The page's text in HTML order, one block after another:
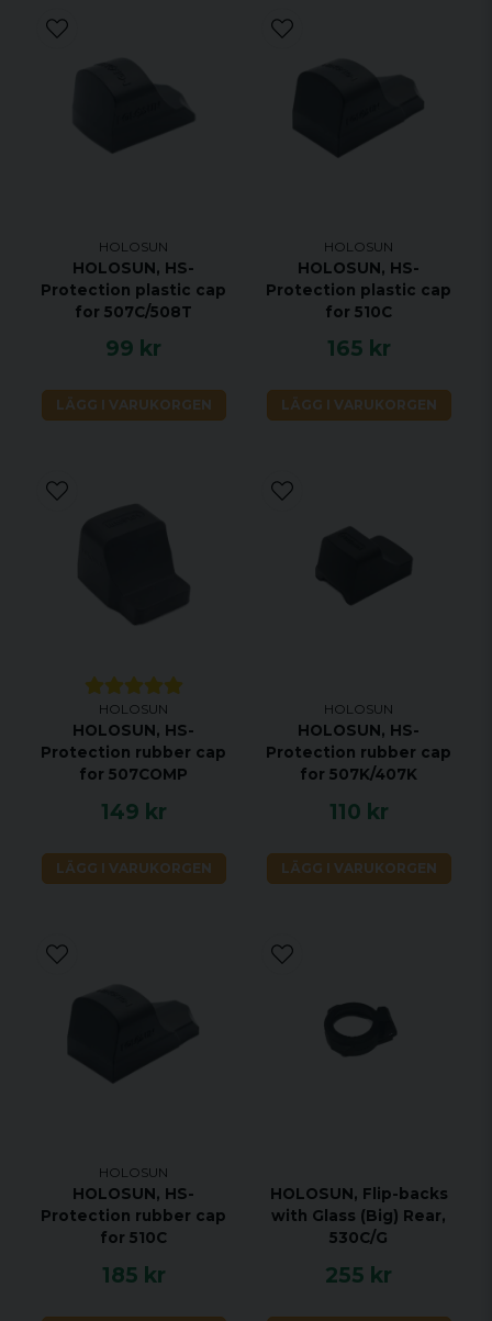
HOLOSUN
HOLOSUN, HS-
Protection plastic cap
for 507C/508T
99 kr
LÄGG I VARUKORGEN
HOLOSUN
HOLOSUN, HS-
Protection plastic cap
for 510C
165 kr
LÄGG I VARUKORGEN
HOLOSUN
HOLOSUN, HS-
Protection rubber cap
for 507COMP
149 kr
LÄGG I VARUKORGEN
HOLOSUN
HOLOSUN, HS-
Protection rubber cap
for 507K/407K
110 kr
LÄGG I VARUKORGEN
HOLOSUN
HOLOSUN, HS-
Protection rubber cap
for 510C
185 kr
HOLOSUN, Flip-backs
with Glass (Big) Rear,
530C/G
255 kr